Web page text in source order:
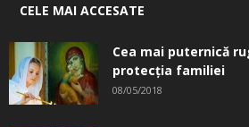
CELE MAI ACCESATE
Cea mai puternică
protecția familiei
08/05/2018